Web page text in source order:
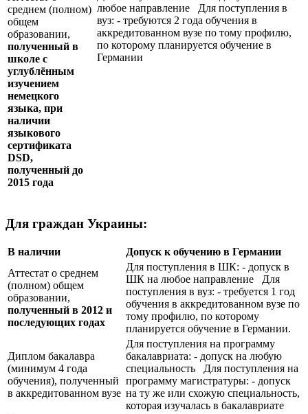
любое направление Для поступления в
вуз: - требуются 2 года обучения в
аккредитованном вузе по тому профилю,
по которому планируется обучение в
Германии
среднем (полном)
общем
образовании,
полученный в
школе с
углублённым
изучением
немецкого
языка, при
наличии
языкового
сертификата
DSD,
полученный до
2015 года
Для граждан Украины:
В наличии
Допуск к обучению в Германии
Аттестат о среднем
(полном) общем
образовании,
полученный в 2012 и
последующих годах
Для поступления в ШК: - допуск в
ШК на любое направление Для
поступления в вуз: - требуется 1 год
обучения в аккредитованном вузе по
тому профилю, по которому
планируется обучение в Германии.
Диплом бакалавра
(минимум 4 года
обучения), полученный
в аккредитованном вузе
Для поступления на программу
бакалавриата: - допуск на любую
специальность Для поступления на
программу магистратуры: - допуск
на ту же или схожую специальность,
которая изучалась в бакалавриате